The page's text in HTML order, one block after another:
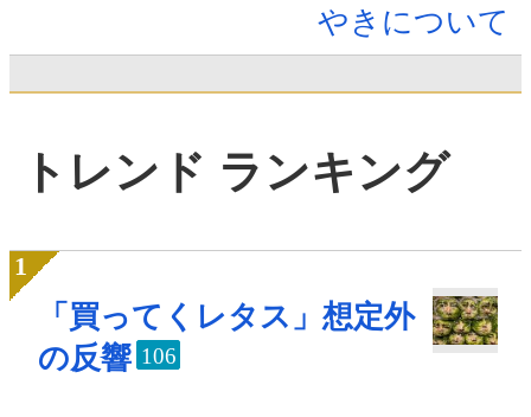
やきについて
トレンド ランキング
「買ってくレタス」想定外
の反響 106